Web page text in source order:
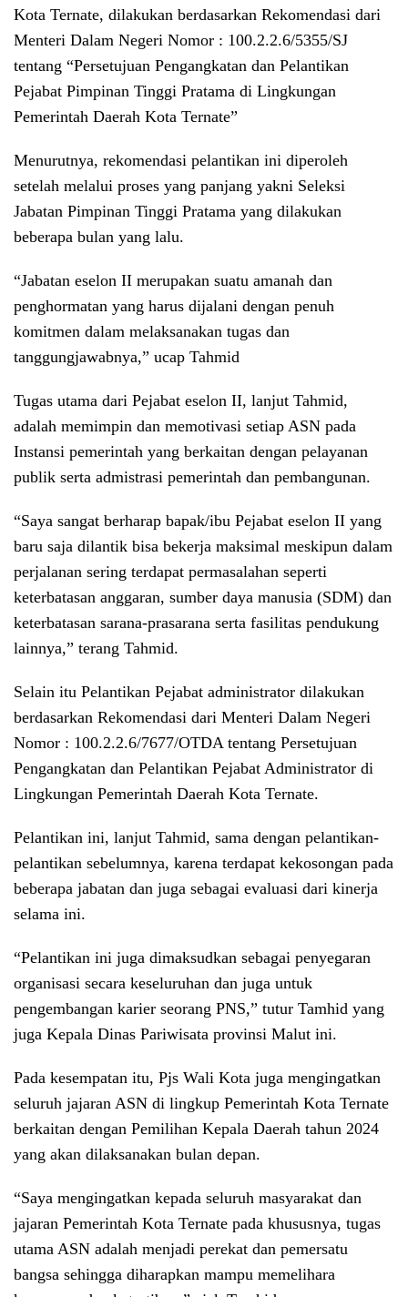
Kota Ternate, dilakukan berdasarkan Rekomendasi dari
Menteri Dalam Negeri Nomor : 100.2.2.6/5355/SJ
tentang “Persetujuan Pengangkatan dan Pelantikan
Pejabat Pimpinan Tinggi Pratama di Lingkungan
Pemerintah Daerah Kota Ternate”
Menurutnya, rekomendasi pelantikan ini diperoleh
setelah melalui proses yang panjang yakni Seleksi
Jabatan Pimpinan Tinggi Pratama yang dilakukan
beberapa bulan yang lalu.
“Jabatan eselon II merupakan suatu amanah dan
penghormatan yang harus dijalani dengan penuh
komitmen dalam melaksanakan tugas dan
tanggungjawabnya,” ucap Tahmid
Tugas utama dari Pejabat eselon II, lanjut Tahmid,
adalah memimpin dan memotivasi setiap ASN pada
Instansi pemerintah yang berkaitan dengan pelayanan
publik serta admistrasi pemerintah dan pembangunan.
“Saya sangat berharap bapak/ibu Pejabat eselon II yang
baru saja dilantik bisa bekerja maksimal meskipun dalam
perjalanan sering terdapat permasalahan seperti
keterbatasan anggaran, sumber daya manusia (SDM) dan
keterbatasan sarana-prasarana serta fasilitas pendukung
lainnya,” terang Tahmid.
Selain itu Pelantikan Pejabat administrator dilakukan
berdasarkan Rekomendasi dari Menteri Dalam Negeri
Nomor : 100.2.2.6/7677/OTDA tentang Persetujuan
Pengangkatan dan Pelantikan Pejabat Administrator di
Lingkungan Pemerintah Daerah Kota Ternate.
Pelantikan ini, lanjut Tahmid, sama dengan pelantikan-
pelantikan sebelumnya, karena terdapat kekosongan pada
beberapa jabatan dan juga sebagai evaluasi dari kinerja
selama ini.
“Pelantikan ini juga dimaksudkan sebagai penyegaran
organisasi secara keseluruhan dan juga untuk
pengembangan karier seorang PNS,” tutur Tamhid yang
juga Kepala Dinas Pariwisata provinsi Malut ini.
Pada kesempatan itu, Pjs Wali Kota juga mengingatkan
seluruh jajaran ASN di lingkup Pemerintah Kota Ternate
berkaitan dengan Pemilihan Kepala Daerah tahun 2024
yang akan dilaksanakan bulan depan.
“Saya mengingatkan kepada seluruh masyarakat dan
jajaran Pemerintah Kota Ternate pada khususnya, tugas
utama ASN adalah menjadi perekat dan pemersatu
bangsa sehingga diharapkan mampu memelihara